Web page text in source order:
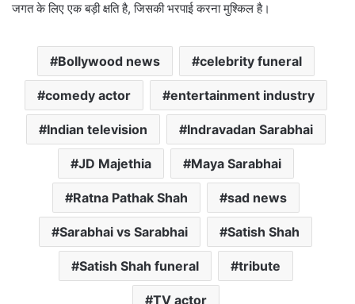
जगत के लिए एक बड़ी क्षति है, जिसकी भरपाई करना मुश्किल है।
Bollywood news celebrity funeral
comedy actor entertainment industry
Indian television Indravadan Sarabhai
JD Majethia Maya Sarabhai
Ratna Pathak Shah sad news
Sarabhai vs Sarabhai Satish Shah
Satish Shah funeral tribute
TV actor